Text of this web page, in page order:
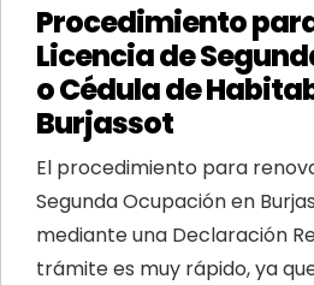
Procedimiento
Licencia de
o Cédula de
Burjassot
El procedimiento para
Segunda Ocupación en
mediante una Declaración
trámite es muy rápido, ya